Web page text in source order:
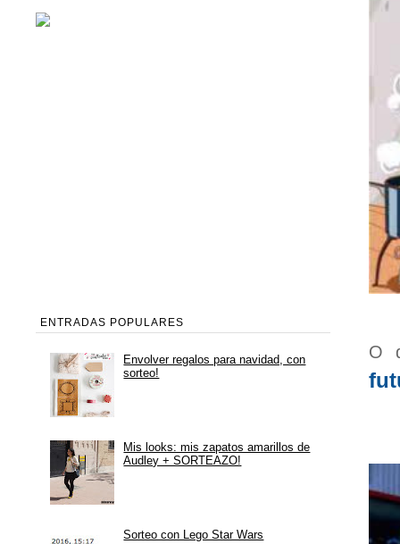
O
ENTRADAS POPULARES
Envolver regalos para navidad, con
sorteo!
Mis looks: mis zapatos amarillos de
Audley + SORTEAZO!
Sorteo con Lego Star Wars